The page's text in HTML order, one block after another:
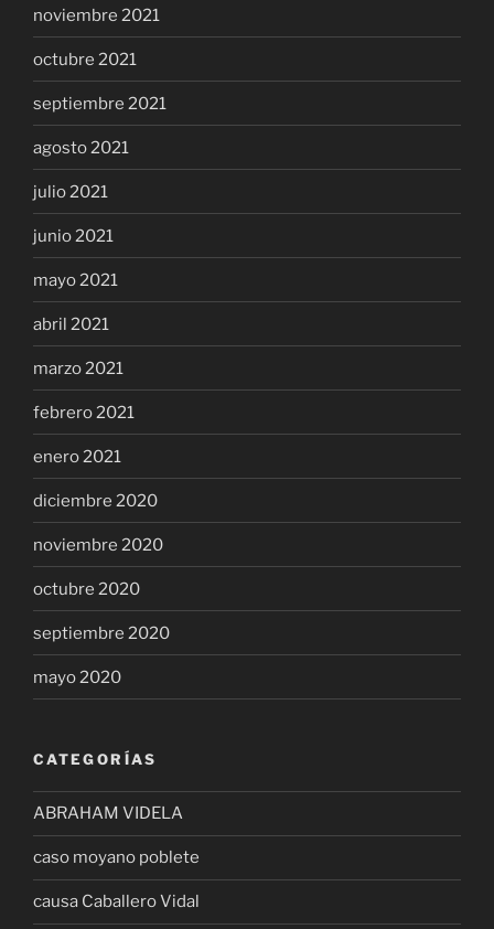
noviembre 2021
octubre 2021
septiembre 2021
agosto 2021
julio 2021
junio 2021
mayo 2021
abril 2021
marzo 2021
febrero 2021
enero 2021
diciembre 2020
noviembre 2020
octubre 2020
septiembre 2020
mayo 2020
CATEGORÍAS
ABRAHAM VIDELA
caso moyano poblete
causa Caballero Vidal